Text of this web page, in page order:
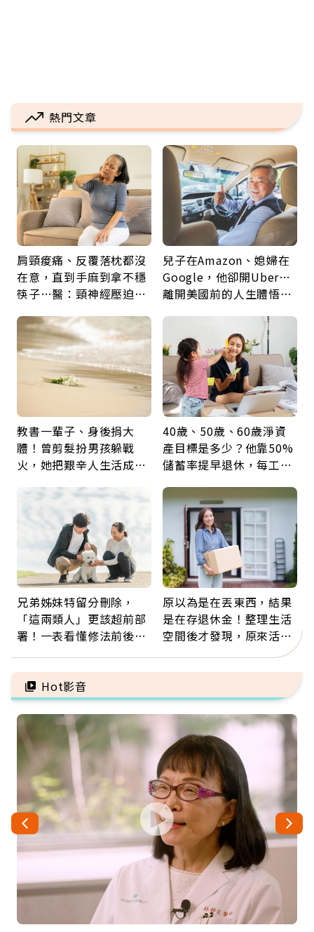
熱門文章
肩頸痠痛、反覆落枕都沒
在意，直到手麻到拿不穩
筷子…醫：頸神經壓迫上
鍵
兒子在Amazon、媳婦在
Google，他卻開Uber…
離開美國前的人生體悟：
教書一輩子、身後捐大
體！曾剪髮扮男孩躲戰
火，她把艱辛人生活成風
福
40歲、50歲、60歲淨資
產目標是多少？他靠50%
儲蓄率提早退休，每工作
兄弟姊妹特留分刪除，
「這兩類人」更該超前部
署！一表看懂修法前後差
更多
原以為是在丟東西，結果
是在存退休金！整理生活
空間後才發現，原來活得
Hot影音